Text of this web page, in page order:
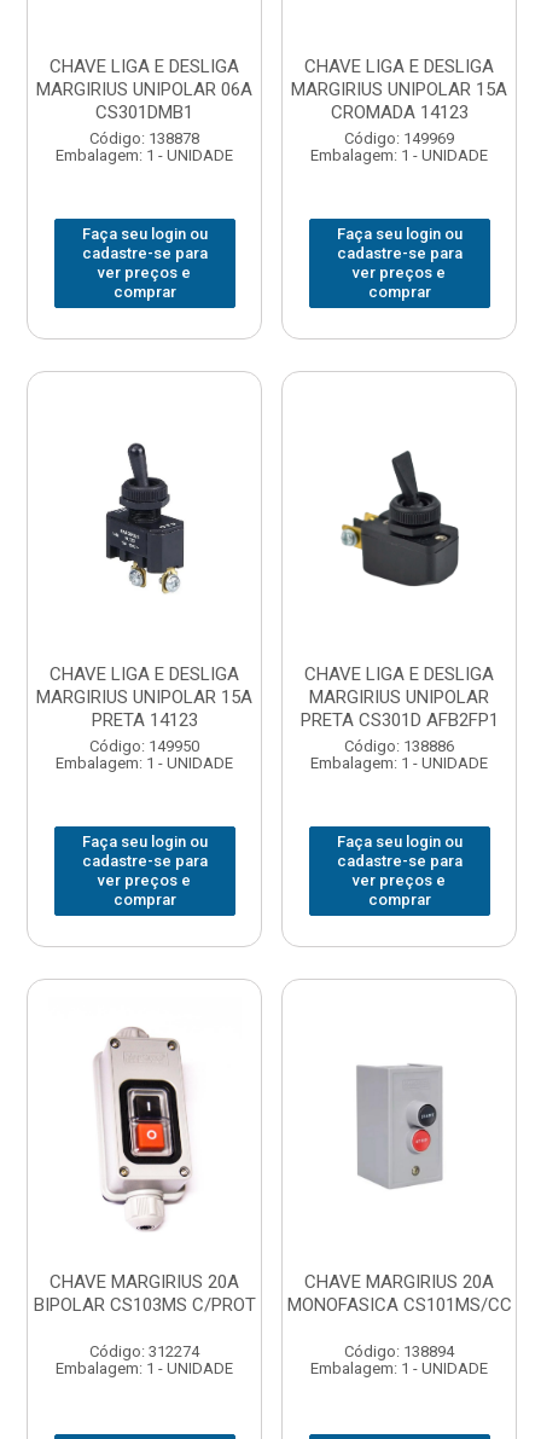
CHAVE LIGA E DESLIGA
MARGIRIUS UNIPOLAR 06A
CS301DMB1
Código: 138878
Embalagem: 1 - UNIDADE
Faça seu login ou
cadastre-se para
ver preços e
comprar
CHAVE LIGA E DESLIGA
MARGIRIUS UNIPOLAR 15A
CROMADA 14123
Código: 149969
Embalagem: 1 - UNIDADE
Faça seu login ou
cadastre-se para
ver preços e
comprar
CHAVE LIGA E DESLIGA
MARGIRIUS UNIPOLAR 15A
PRETA 14123
Código: 149950
Embalagem: 1 - UNIDADE
Faça seu login ou
cadastre-se para
ver preços e
comprar
CHAVE LIGA E DESLIGA
MARGIRIUS UNIPOLAR
PRETA CS301D AFB2FP1
Código: 138886
Embalagem: 1 - UNIDADE
Faça seu login ou
cadastre-se para
ver preços e
comprar
CHAVE MARGIRIUS 20A
BIPOLAR CS103MS C/PROT
Código: 312274
Embalagem: 1 - UNIDADE
CHAVE MARGIRIUS 20A
MONOFASICA CS101MS/CC
Código: 138894
Embalagem: 1 - UNIDADE